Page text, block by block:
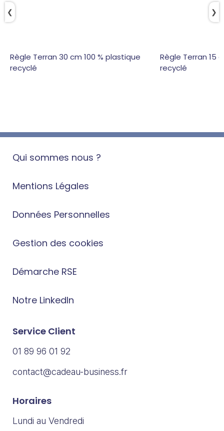
Règle Terran 30 cm 100 % plastique
recyclé
Règle Terran 15
recyclé
❯
❮
Qui sommes nous ?
Mentions Légales
Données Personnelles
Gestion des cookies
Démarche RSE
Notre LinkedIn
Service Client
01 89 96 01 92
contact@cadeau-business.fr
Horaires
Lundi au Vendredi